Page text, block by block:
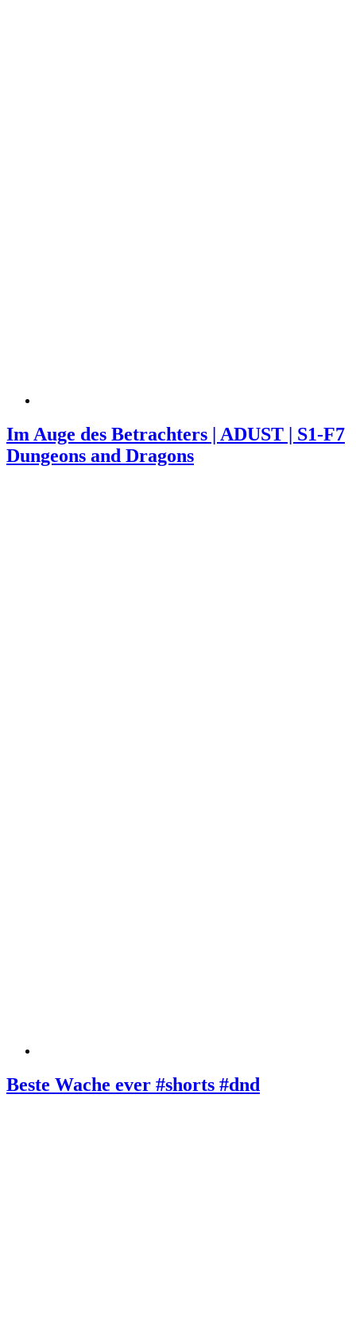
Im Auge des Betrachters | ADUST | S1-F7
Dungeons and Dragons
Beste Wache ever #shorts #dnd